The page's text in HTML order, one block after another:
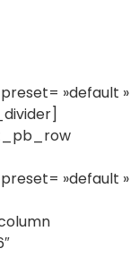
»default »
»default »